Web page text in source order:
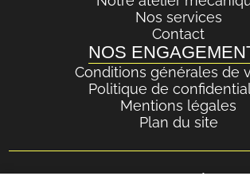
Nos services
Contact
NOS
Conditions générales de
Politique de
Mentions légales
Plan du site